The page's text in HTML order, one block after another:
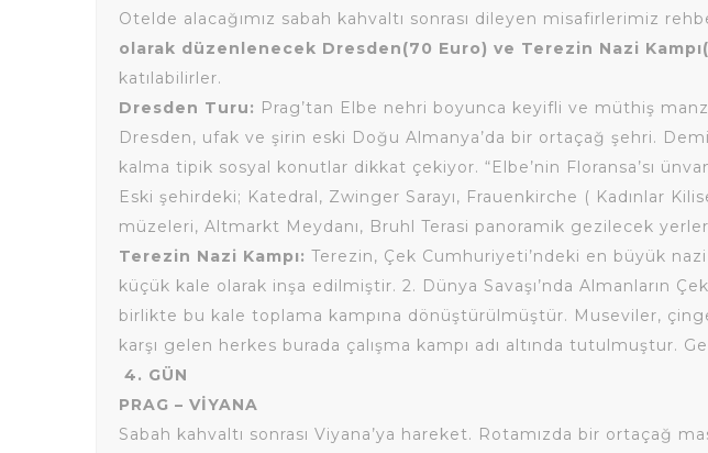
Otelde alacağımız sabah kahvaltı sonrası dileyen misafirlerimiz
olarak düzenlenecek Dresden(70 Euro) ve Terezin Nazi
katılabilirler.
Dresden Turu: Prag’tan Elbe nehri boyunca keyifli ve müthiş
Dresden, ufak ve şirin eski Doğu Almanya’da bir ortaçağ şehri.
kalma tipik sosyal konutlar dikkat çekiyor. “Elbe’nin Floransa’sı
Eski şehirdeki; Katedral, Zwinger Sarayı, Frauenkirche ( Kadınlar
müzeleri, Altmarkt Meydanı, Bruhl Terasi panoramik gezilecek yerler
Terezin Nazi Kampı: Terezin, Çek Cumhuriyeti’ndeki en büyük nazi
küçük kale olarak inşa edilmiştir. 2. Dünya Savaşı’nda Almanların
birlikte bu kale toplama kampına dönüştürülmüştür. Museviler,
karşı gelen herkes burada çalışma kampı adı altında tutulmuştur.
4. GÜN
PRAG – VİYANA
Sabah kahvaltı sonrası Viyana’ya hareket. Rotamızda bir ortaçağ